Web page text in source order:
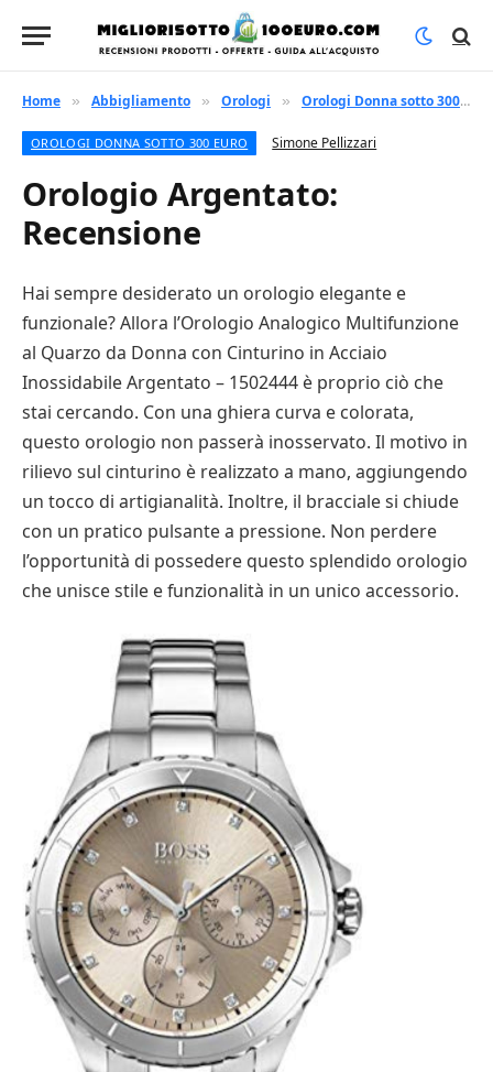
Home » Abbigliamento » Orologi » Orologi Donna sotto 300 euro
OROLOGI DONNA SOTTO 300 EURO Simone Pellizzari
Orologio Argentato:
Recensione
Hai sempre desiderato un orologio elegante e
funzionale? Allora l’Orologio Analogico Multifunzione
al Quarzo da Donna con Cinturino in Acciaio
Inossidabile Argentato – 1502444 è proprio ciò che
stai cercando. Con una ghiera curva e colorata,
questo orologio non passerà inosservato. Il motivo in
rilievo sul cinturino è realizzato a mano, aggiungendo
un tocco di artigianalità. Inoltre, il bracciale si chiude
con un pratico pulsante a pressione. Non perdere
l’opportunità di possedere questo splendido orologio
che unisce stile e funzionalità in un unico accessorio.